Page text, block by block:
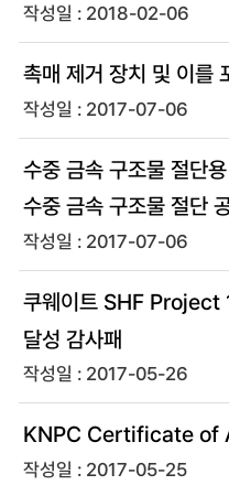
2018-02-06
촉매 제거 장치 및 이를
2017-07-06
수중 금속 구조물 절단
수중 금속 구조물 절단
2017-07-06
쿠웨이트 SHF Project
달성 감사패
2017-05-26
KNPC Certificate of
2017-05-25